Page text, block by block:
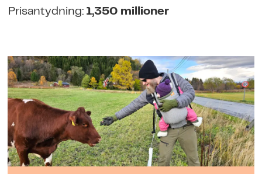
Prisantydning: 1,350 millioner